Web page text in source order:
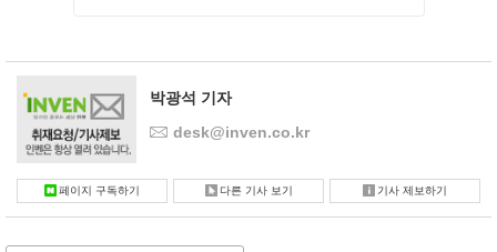
박광석 기자
desk@inven.co.kr
페이지 구독하기 다른 기사 보기 기사 제보하기